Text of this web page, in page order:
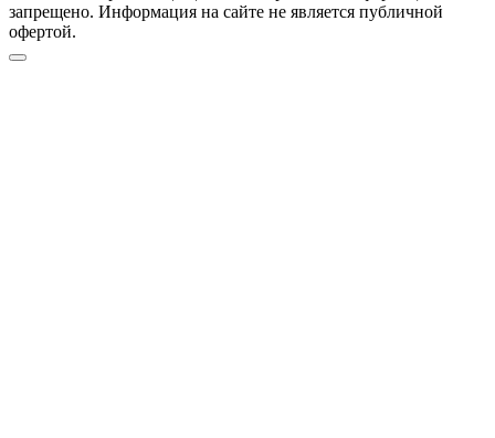
запрещено. Информация на сайте не является публичной
офертой.